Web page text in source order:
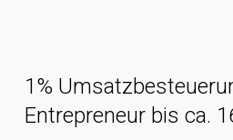
1%
Entrepreneur bis ca.